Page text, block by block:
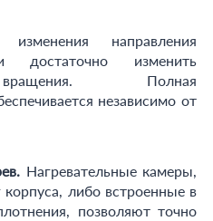
направления
достаточно изменить
Полная
независимо от
Нагревательные камеры,
либо встроенные в
позволяют точно